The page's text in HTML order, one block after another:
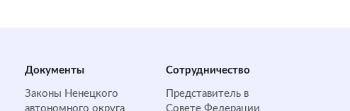
Документы
Законы Ненецкого
автономного округа
Сотрудничество
Представитель в
Совете Федерации